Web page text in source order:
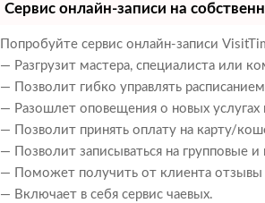
Сервис онлайн-записи на
Попробуйте сервис онлайн-записи
— Разгрузит мастера, специалиста или
— Позволит гибко управлять
— Разошлет оповещения о новых услугах
— Позволит принять оплату на карту/
— Позволит записываться на групповые
— Поможет получить от клиента отзывы
— Включает в себя сервис чаевых.